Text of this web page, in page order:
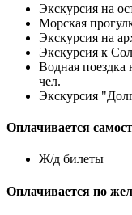
Экскурсия на
Морская
Экскурсия на
Экскурсия к
Водная поездка
чел.
Экскурсия
Оплачивается
Ж/д билеты
Оплачивается по